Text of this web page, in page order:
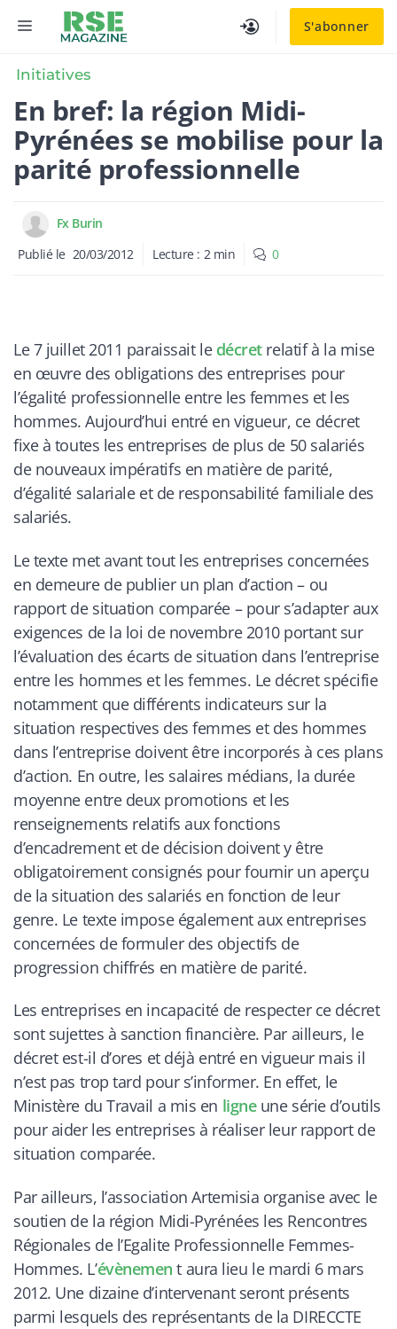
S'abonner
MENU
Initiatives
En bref: la région Midi-
Pyrénées se mobilise pour la
parité professionnelle
Fx Burin
Publié le 20/03/2012 Lecture : 2 min 0
Le 7 juillet 2011 paraissait le décretrelatif à la mise
en œuvre des obligations des entreprises pour
l’égalité professionnelle entre les femmes et les
hommes. Aujourd’hui entré en vigueur, ce décret
fixe à toutes les entreprises de plus de 50 salariés
de nouveaux impératifs en matière de parité,
d’égalité salariale et de responsabilité familiale des
salariés.
Le texte met avant tout les entreprises concernées
en demeure de publier un plan d’action – ou
rapport de situation comparée – pour s’adapter aux
exigences de la loi de novembre 2010 portant sur
l’évaluation des écarts de situation dans l’entreprise
entre les hommes et les femmes. Le décret spécifie
notamment que différents indicateurs sur la
situation respectives des femmes et des hommes
dans l’entreprise doivent être incorporés à ces plans
d’action. En outre, les salaires médians, la durée
moyenne entre deux promotions et les
renseignements relatifs aux fonctions
d’encadrement et de décision doivent y être
obligatoirement consignés pour fournir un aperçu
de la situation des salariés en fonction de leur
genre. Le texte impose également aux entreprises
concernées de formuler des objectifs de
progression chiffrés en matière de parité.
Les entreprises en incapacité de respecter ce décret
sont sujettes à sanction financière. Par ailleurs, le
décret est-il d’ores et déjà entré en vigueur mais il
n’est pas trop tard pour s’informer. En effet, le
Ministère du Travail a mis en ligneune série d’outils
pour aider les entreprises à réaliser leur rapport de
situation comparée.
Par ailleurs, l’association Artemisia organise avec le
soutien de la région Midi-Pyrénées les Rencontres
Régionales de l’Egalite Professionnelle Femmes-
Hommes. L’évènemen t aura lieu le mardi 6 mars
2012. Une dizaine d’intervenant seront présents
parmi lesquels des représentants de la DIRECCTE